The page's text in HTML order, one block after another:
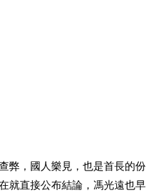
弊，國人樂見，也是首長的份
就直接公布結論，馮光遠也早